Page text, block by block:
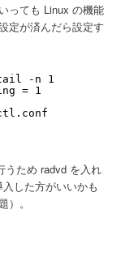
っても Linux の機能
定が済んだら設定す
-n 1
= 1
うため radvd を入れ
した方がいいかも
。